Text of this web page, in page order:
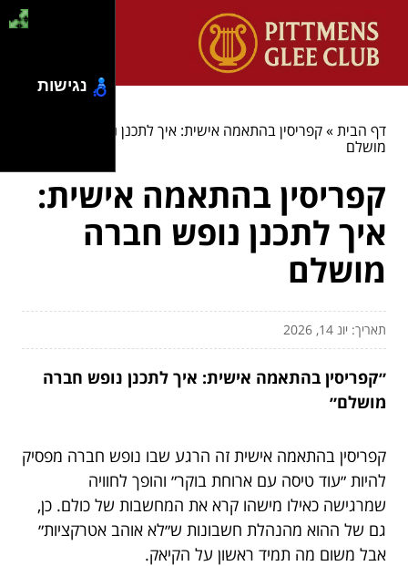
דף הבית»קפריסין בהתאמה אישית: איך לתכנן נופש חברה
מושלם
קפריסין בהתאמה אישית:
איך לתכנן נופש חברה
מושלם
תאריך: יונ 14, 2026
״קפריסין בהתאמה אישית: איך לתכנן נופש חברה
מושלם״
קפריסין בהתאמה אישית זה הרגע שבו נופש חברה מפסיק
להיות ״עוד טיסה עם ארוחת בוקר״ והופך לחוויה
שמרגישה כאילו מישהו קרא את המחשבות של כולם. כן,
גם של ההוא מהנהלת חשבונות ש״לא אוהב אטרקציות״
אבל משום מה תמיד ראשון על הקיאק.
נגישות